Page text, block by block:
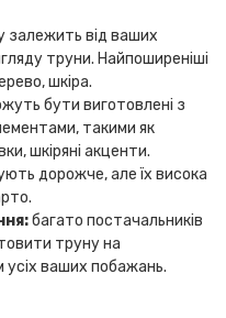
залежить від ваших
труни. Найпоширеніші
шкіра.
бути виготовлені з
такими як
шкіряні акценти.
дорожче, але їх висока
багато постачальників
труну на
усіх ваших побажань.